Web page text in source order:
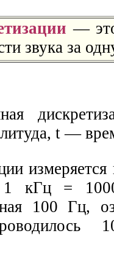
—
звука за
t —
1 кГц =
100 Гц,